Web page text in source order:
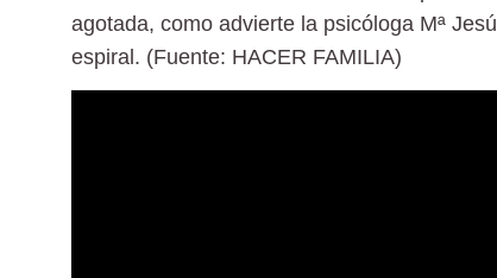
agotada, como advierte la psicóloga Mª
espiral. (Fuente: HACER FAMILIA)